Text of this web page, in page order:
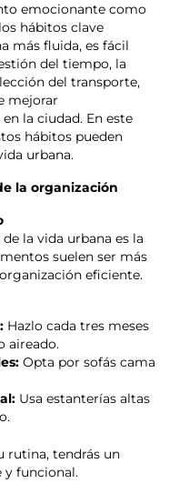
emocionante como
hábitos clave
más fluida, es fácil
del tiempo, la
del transporte,
mejorar
la ciudad. En este
hábitos pueden
urbana.
la organización
la vida urbana es la
suelen ser más
eficiente.
Hazlo cada tres meses
aireado.
Opta por sofás cama
Usa estanterías altas
rutina, tendrás un
y funcional.